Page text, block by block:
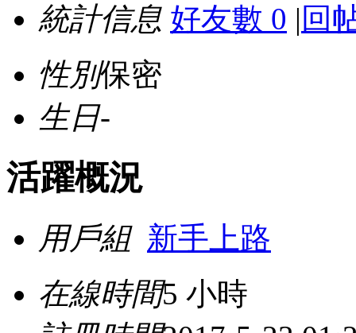
統計信息 好友數 0 | 回
性別保密
生日-
活躍概況
用戶組 新手上路
在線時間5 小時